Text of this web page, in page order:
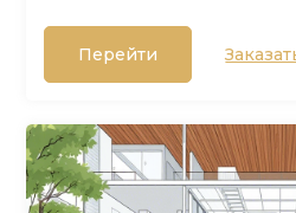
Перейти